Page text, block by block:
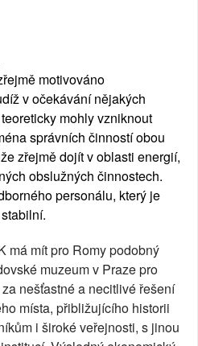
motivováno
v očekávání nějakých
mohly vzniknout
správních činností obou
zřejmě dojít v oblasti energií,
obslužných činnostech.
personálu, který je
má mít pro Romy podobný
muzeum v Praze pro
nešťastné a necitlivé řešení
místa, přibližujícího historii
i široké veřejnosti, s jinou